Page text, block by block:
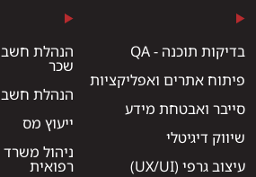
בדיקות תוכנה - QA
פיתוח אתרים ואפליקציות
סייבר ואבטחת מידע
שיווק דיגיטלי
עיצוב גרפי (UX/UI)
הנהלת
שכר
הנהלת
ייעוץ מס
ניהול משרד
רפואית